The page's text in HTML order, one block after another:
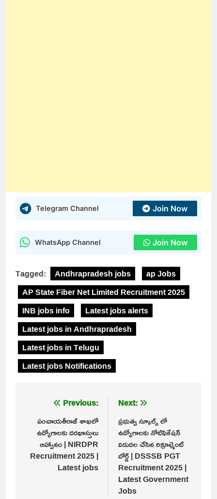
Telegram Channel Join Now
WhatsApp Channel Join Now
Tagged: Andhrapradesh jobs
ap Jobs
AP State Fiber Net Limited Recruitment 2025
INB jobs info
Latest jobs alerts
Latest jobs in Andhrapradesh
Latest jobs in Telugu
Latest jobs Notifications
navigation
Previous:
పంచాయతీరాజ్ శాఖలో
ఉద్యోగాలకు దరఖాస్తులు
ఆహ్వానం | NIRDPR
Recruitment 2025 |
Latest jobs
Next:
ప్రభుత్వ స్కూల్స్ లో
ఉద్యోగాలకు నోటిఫికేషన్
విడుదల చేసిన రిక్రూట్మెంట్
బోర్డ్ | DSSSB PGT
Recruitment 2025 |
Latest Government
Jobs